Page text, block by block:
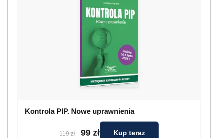
Kontrola PIP. Nowe uprawnienia
119 zł 99 zł Kup teraz